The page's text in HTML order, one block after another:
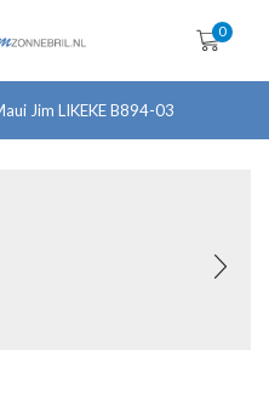
0
Jim LIKEKE B894-03